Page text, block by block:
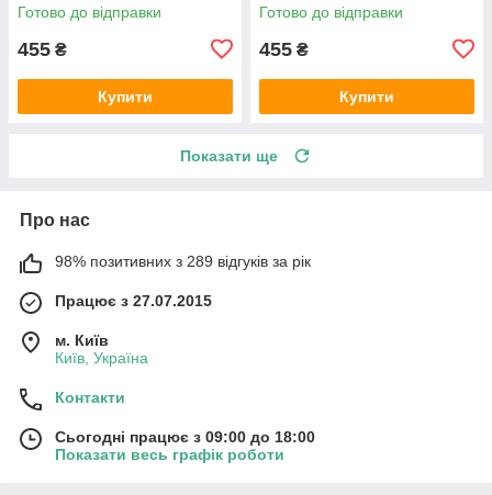
абстракція Сірий
Готово до відправки
455 ₴
Купити
Готово до відправки
455 ₴
Купити
Показати ще
Про нас
98% позитивних з 289 відгуків за рік
Працює з 27.07.2015
м. Київ
Київ, Україна
Контакти
Сьогодні працює з 09:00 до 18:00
Показати весь графік роботи